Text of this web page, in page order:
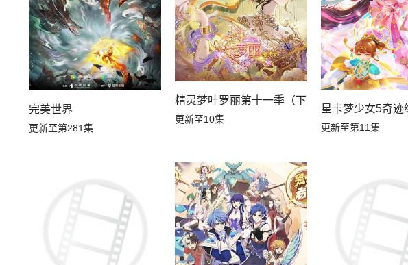
完美世界
更新至第281集
精灵梦叶罗丽第十一季（下）
更新至10集
星卡梦少女5奇迹
更新至第11集